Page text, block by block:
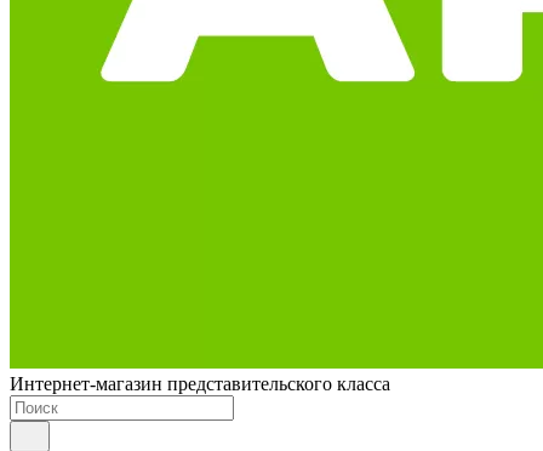
Интернет-магазин представительского класса